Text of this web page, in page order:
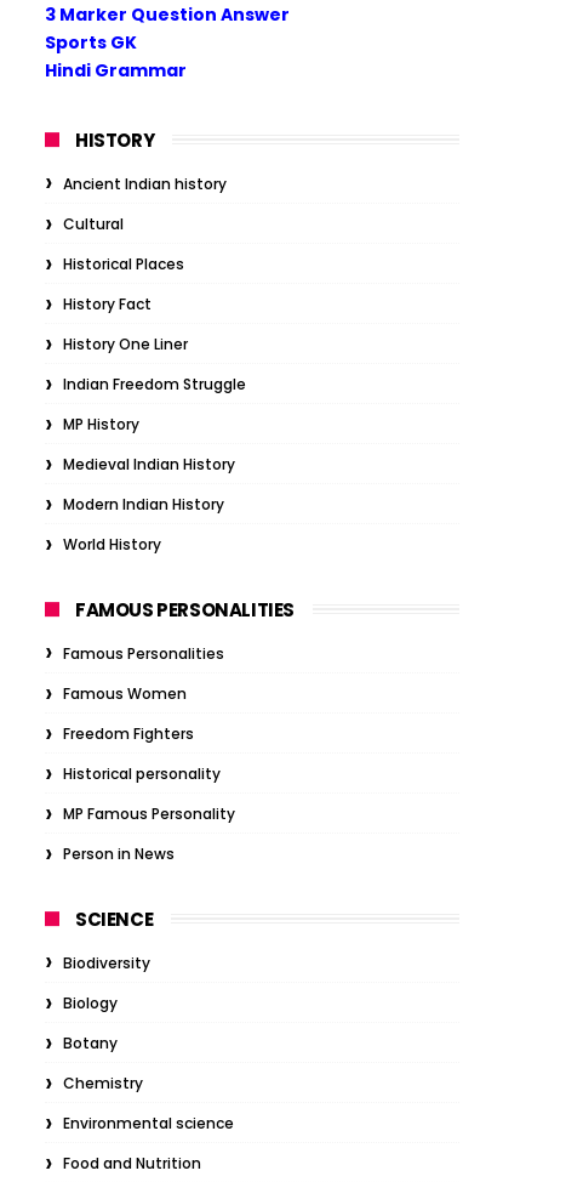
3 Marker Question Answer
Sports GK
Hindi Grammar
HISTORY
Ancient Indian history
Cultural
Historical Places
History Fact
History One Liner
Indian Freedom Struggle
MP History
Medieval Indian History
Modern Indian History
World History
FAMOUS PERSONALITIES
Famous Personalities
Famous Women
Freedom Fighters
Historical personality
MP Famous Personality
Person in News
SCIENCE
Biodiversity
Biology
Botany
Chemistry
Environmental science
Food and Nutrition